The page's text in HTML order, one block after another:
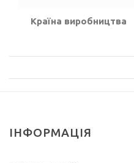
Країна виробництва
ІНФОРМАЦІЯ